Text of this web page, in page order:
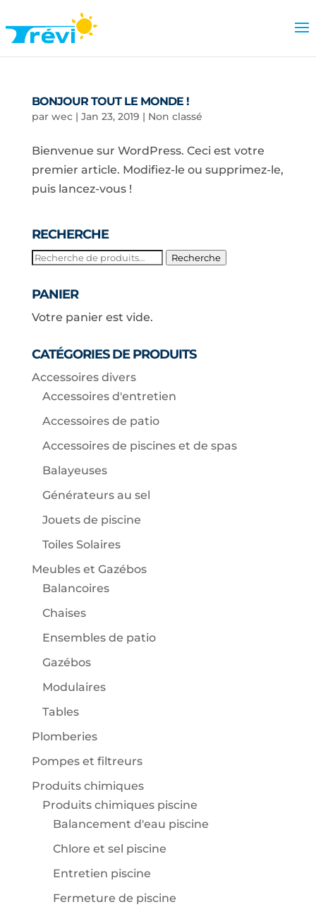
BONJOUR TOUT LE MONDE !
par wec| Jan 23, 2019 | Non classé
Bienvenue sur WordPress. Ceci est votre
premier article. Modifiez-le ou supprimez-le,
puis lancez-vous !
RECHERCHE
Recherche
Recherche
PANIER
Votre panier est vide.
CATÉGORIES DE PRODUITS
Accessoires divers
Accessoires d'entretien
Accessoires de patio
Accessoires de piscines et de spas
Balayeuses
Générateurs au sel
Jouets de piscine
Toiles Solaires
Meubles et Gazébos
Balancoires
Chaises
Ensembles de patio
Gazébos
Modulaires
Tables
Plomberies
Pompes et filtreurs
Produits chimiques
Produits chimiques piscine
Balancement d'eau piscine
Chlore et sel piscine
Entretien piscine
Fermeture de piscine